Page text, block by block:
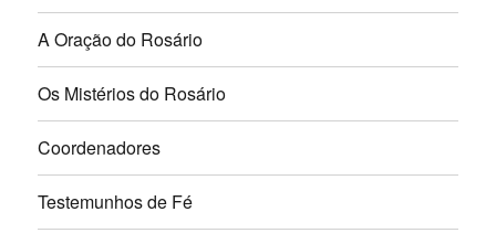
A Oração do Rosário
Os Mistérios do Rosário
Coordenadores
Testemunhos de Fé